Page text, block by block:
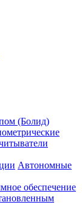
(Болид)
Автономные
обеспечение